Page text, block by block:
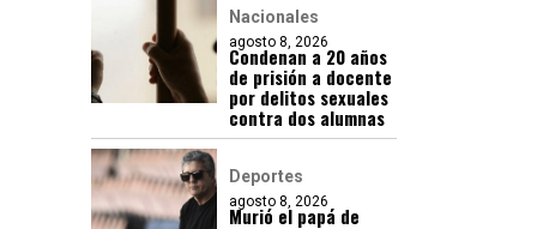
Nacionales
agosto 8, 2026
Condenan a 20 años
de prisión a docente
por delitos sexuales
contra dos alumnas
Deportes
agosto 8, 2026
Murió el papá de